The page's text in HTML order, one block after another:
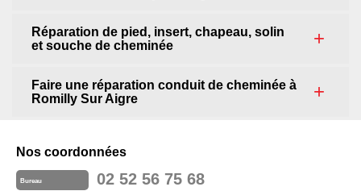
Réparation de pied, insert, chapeau, solin
et souche de cheminée
Faire une réparation conduit de cheminée à
Romilly Sur Aigre
Nos coordonnées
Bureau 02 52 56 75 68